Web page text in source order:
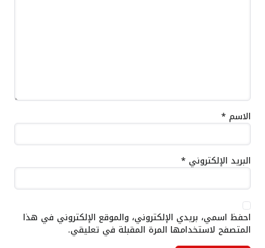
الاسم *
البريد الإلكتروني *
احفظ اسمي، بريدي الإلكتروني، والموقع الإلكتروني في هذا
المتصفح لاستخدامها المرة المقبلة في تعليقي.